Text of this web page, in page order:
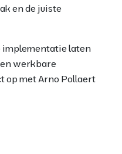
en de juiste
implementatie laten
werkbare
op met Arno Pollaert